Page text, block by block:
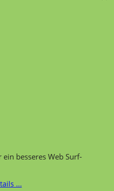
Impressum
besseres Web Surf-
...